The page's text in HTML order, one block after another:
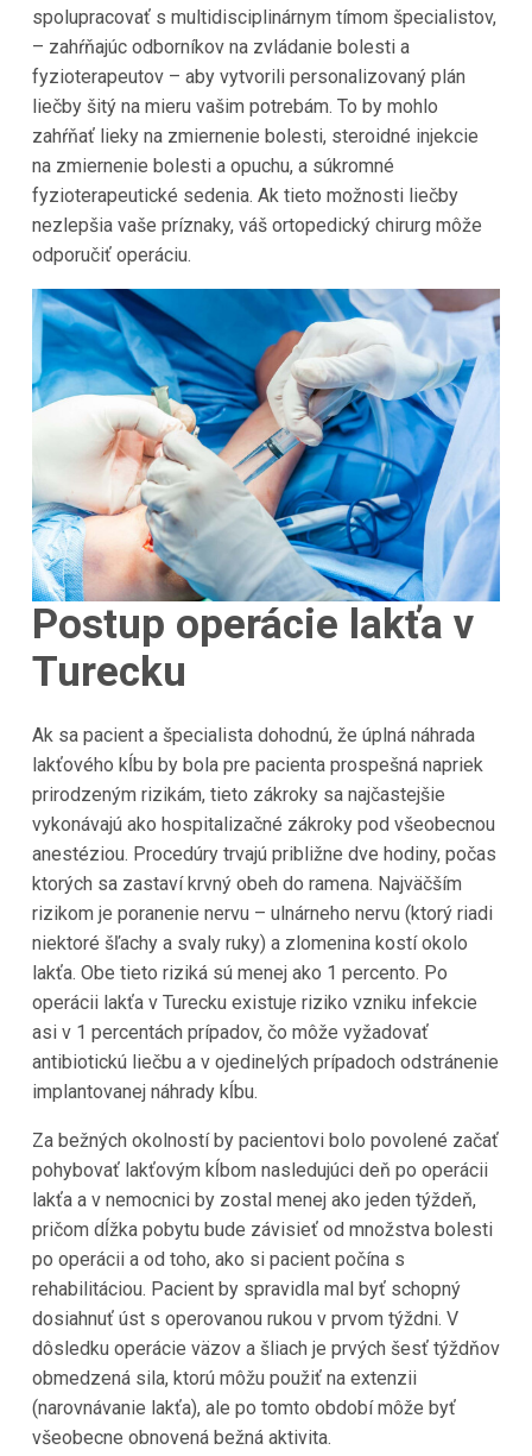
spolupracovať s multidisciplinárnym tímom špecialistov,
– zahŕňajúc odborníkov na zvládanie bolesti a
fyzioterapeutov – aby vytvorili personalizovaný plán
liečby šitý na mieru vašim potrebám. To by mohlo
zahŕňať lieky na zmiernenie bolesti, steroidné injekcie
na zmiernenie bolesti a opuchu, a súkromné
fyzioterapeutické sedenia. Ak tieto možnosti liečby
nezlepšia vaše príznaky, váš ortopedický chirurg môže
odporučiť operáciu.
Postup operácie lakťa v
Turecku
Ak sa pacient a špecialista dohodnú, že úplná náhrada
lakťového kĺbu by bola pre pacienta prospešná napriek
prirodzeným rizikám, tieto zákroky sa najčastejšie
vykonávajú ako hospitalizačné zákroky pod všeobecnou
anestéziou. Procedúry trvajú približne dve hodiny, počas
ktorých sa zastaví krvný obeh do ramena. Najväčším
rizikom je poranenie nervu – ulnárneho nervu (ktorý riadi
niektoré šľachy a svaly ruky) a zlomenina kostí okolo
lakťa. Obe tieto riziká sú menej ako 1 percento. Po
operácii lakťa v Turecku existuje riziko vzniku infekcie
asi v 1 percentách prípadov, čo môže vyžadovať
antibiotickú liečbu a v ojedinelých prípadoch odstránenie
implantovanej náhrady kĺbu.
Za bežných okolností by pacientovi bolo povolené začať
pohybovať lakťovým kĺbom nasledujúci deň po operácii
lakťa a v nemocnici by zostal menej ako jeden týždeň,
pričom dĺžka pobytu bude závisieť od množstva bolesti
po operácii a od toho, ako si pacient počína s
rehabilitáciou. Pacient by spravidla mal byť schopný
dosiahnuť úst s operovanou rukou v prvom týždni. V
dôsledku operácie väzov a šliach je prvých šesť týždňov
obmedzená sila, ktorú môžu použiť na extenzii
(narovnávanie lakťa), ale po tomto období môže byť
všeobecne obnovená bežná aktivita.